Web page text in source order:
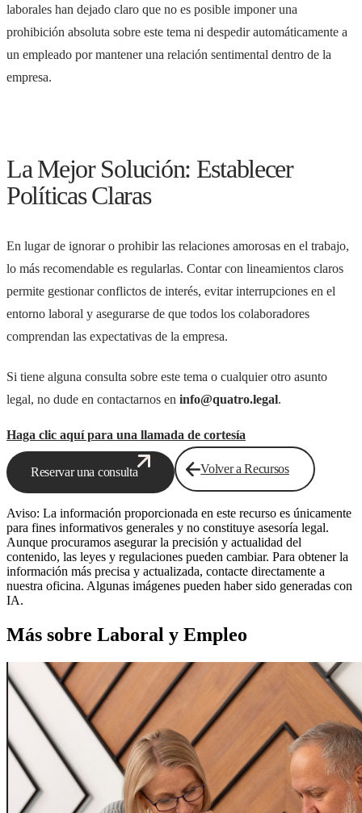
laborales han dejado claro que no es posible imponer una
prohibición absoluta sobre este tema ni despedir automáticamente a
un empleado por mantener una relación sentimental dentro de la
empresa.
La Mejor Solución: Establecer
Políticas Claras
En lugar de ignorar o prohibir las relaciones amorosas en el trabajo,
lo más recomendable es regularlas. Contar con lineamientos claros
permite gestionar conflictos de interés, evitar interrupciones en el
entorno laboral y asegurarse de que todos los colaboradores
comprendan las expectativas de la empresa.
Si tiene alguna consulta sobre este tema o cualquier otro asunto
legal, no dude en contactarnos en info@quatro.legal.
Haga clic aquí para una llamada de cortesía
Reservar una consulta Volver a Recursos
Aviso: La información proporcionada en este recurso es únicamente
para fines informativos generales y no constituye asesoría legal.
Aunque procuramos asegurar la precisión y actualidad del
contenido, las leyes y regulaciones pueden cambiar. Para obtener la
información más precisa y actualizada, contacte directamente a
nuestra oficina. Algunas imágenes pueden haber sido generadas con
IA.
Más sobre Laboral y Empleo